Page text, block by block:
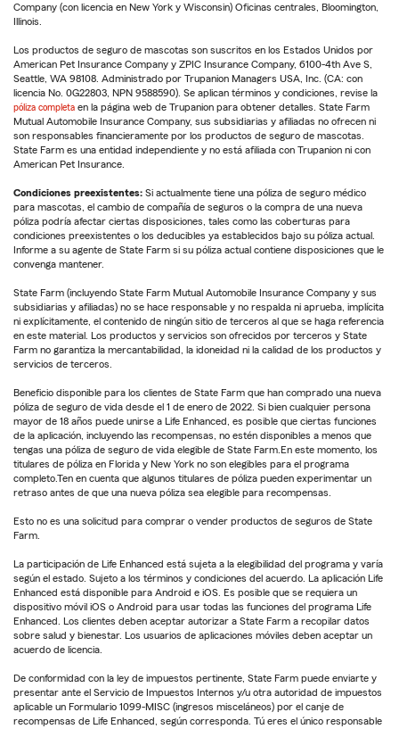
Company (con licencia en New York y Wisconsin) Oficinas centrales, Bloomington,
Illinois.
Los productos de seguro de mascotas son suscritos en los Estados Unidos por
American Pet Insurance Company y ZPIC Insurance Company, 6100-4th Ave S,
Seattle, WA 98108. Administrado por Trupanion Managers USA, Inc. (CA: con
licencia No. 0G22803, NPN 9588590). Se aplican términos y condiciones, revise la
póliza completa en la página web de Trupanion para obtener detalles. State Farm
Mutual Automobile Insurance Company, sus subsidiarias y afiliadas no ofrecen ni
son responsables financieramente por los productos de seguro de mascotas.
State Farm es una entidad independiente y no está afiliada con Trupanion ni con
American Pet Insurance.
Condiciones preexistentes: Si actualmente tiene una póliza de seguro médico
para mascotas, el cambio de compañía de seguros o la compra de una nueva
póliza podría afectar ciertas disposiciones, tales como las coberturas para
condiciones preexistentes o los deducibles ya establecidos bajo su póliza actual.
Informe a su agente de State Farm si su póliza actual contiene disposiciones que le
convenga mantener.
State Farm (incluyendo State Farm Mutual Automobile Insurance Company y sus
subsidiarias y afiliadas) no se hace responsable y no respalda ni aprueba, implícita
ni explícitamente, el contenido de ningún sitio de terceros al que se haga referencia
en este material. Los productos y servicios son ofrecidos por terceros y State
Farm no garantiza la mercantabilidad, la idoneidad ni la calidad de los productos y
servicios de terceros.
Beneficio disponible para los clientes de State Farm que han comprado una nueva
póliza de seguro de vida desde el 1 de enero de 2022. Si bien cualquier persona
mayor de 18 años puede unirse a Life Enhanced, es posible que ciertas funciones
de la aplicación, incluyendo las recompensas, no estén disponibles a menos que
tengas una póliza de seguro de vida elegible de State Farm.En este momento, los
titulares de póliza en Florida y New York no son elegibles para el programa
completo.Ten en cuenta que algunos titulares de póliza pueden experimentar un
retraso antes de que una nueva póliza sea elegible para recompensas.
Esto no es una solicitud para comprar o vender productos de seguros de State
Farm.
La participación de Life Enhanced está sujeta a la elegibilidad del programa y varía
según el estado. Sujeto a los términos y condiciones del acuerdo. La aplicación Life
Enhanced está disponible para Android e iOS. Es posible que se requiera un
dispositivo móvil iOS o Android para usar todas las funciones del programa Life
Enhanced. Los clientes deben aceptar autorizar a State Farm a recopilar datos
sobre salud y bienestar. Los usuarios de aplicaciones móviles deben aceptar un
acuerdo de licencia.
De conformidad con la ley de impuestos pertinente, State Farm puede enviarte y
presentar ante el Servicio de Impuestos Internos y/u otra autoridad de impuestos
aplicable un Formulario 1099-MISC (ingresos misceláneos) por el canje de
recompensas de Life Enhanced, según corresponda. Tú eres el único responsable